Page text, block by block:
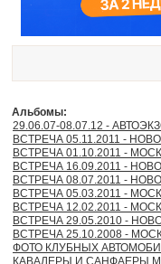
Альбомы:
29.06.07-08.07.12 -
ВСТРЕЧА 05.11.2011 -
ВСТРЕЧА 01.10.2011 -
ВСТРЕЧА 16.09.2011 -
ВСТРЕЧА 08.07.2011 -
ВСТРЕЧА 05.03.2011 -
ВСТРЕЧА 12.02.2011 -
ВСТРЕЧА 29.05.2010 -
ВСТРЕЧА 25.10.2008 -
ФОТО КЛУБНЫХ
КАВАЛЕРЫ И САНФАЕРЫ